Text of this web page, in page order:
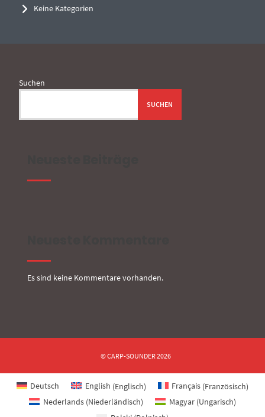
Keine Kategorien
Suchen
SUCHEN
Es sind keine Kommentare vorhanden.
© CARP-SOUNDER 2026
Deutsch English (Englisch) Français (Französisch)
Nederlands (Niederländisch) Magyar(Ungarisch)